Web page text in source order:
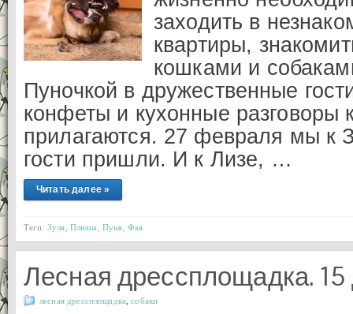
заходить в
квартиры,
кошками и
Пуночкой в дружественные
конфеты и кухонные разговоры
прилагаются. 27 февраля мы
гости пришли. И к Лизе, …
Читать далее »
Теги: Зуля Плюша Пуня Фая
Лесная дрессплощадка. 15
лесная дрессплощадка ,собаки